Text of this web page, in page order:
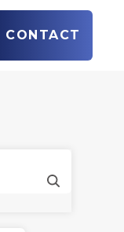
CONTACT